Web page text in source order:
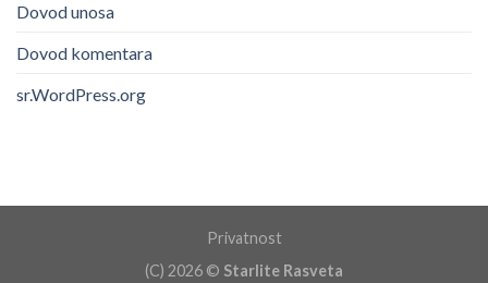
Dovod unosa
Dovod komentara
sr.WordPress.org
Privatnost
(C) 2026 © Starlite Rasveta